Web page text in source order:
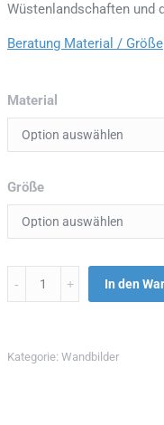
Wüstenlandschaften und
Beratung Material / Größe
Material
Größe
Menge In den
Kategorie: Wandbilder